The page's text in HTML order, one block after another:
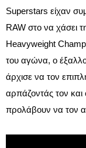
Superstars είχαν
RAW στο να χάσει
Heavyweight
του αγώνα, ο
άρχισε να τον
αρπάζοντάς τον
προλάβουν να τον